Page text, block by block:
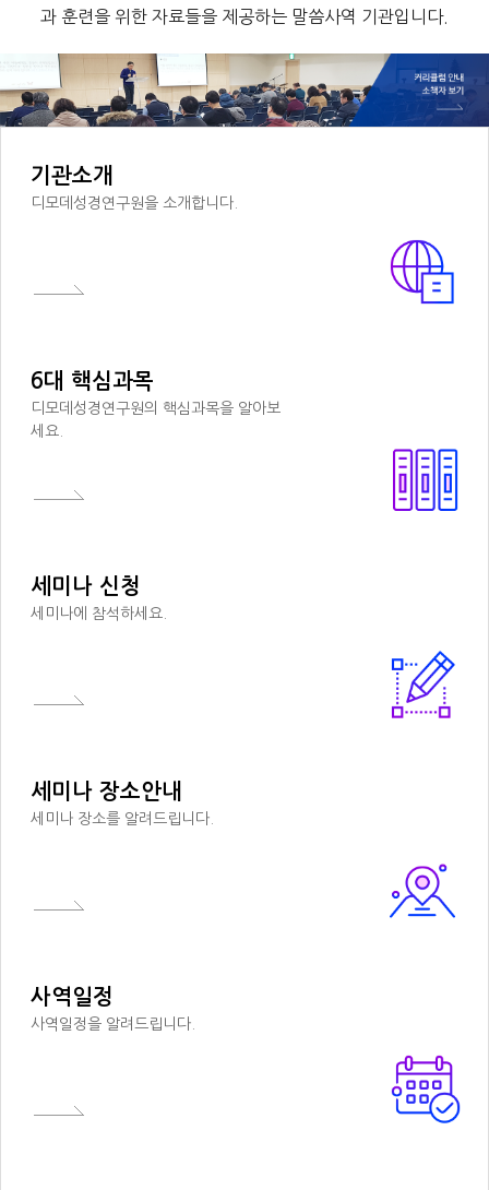
과 훈련을 위한 자료들을 제공하는 말씀사역 기관입니다.
기관소개
디모데성경연구원을 소개합니다.
6대 핵심과목
디모데성경연구원의 핵심과목을 알아보
세요.
세미나 신청
세미나에 참석하세요.
세미나 장소안내
세미나 장소를 알려드립니다.
사역일정
사역일정을 알려드립니다.